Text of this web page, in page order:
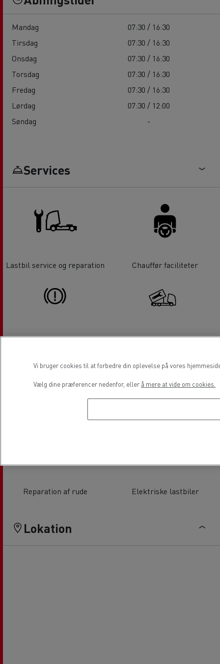
Mandag
07:30 / 16:30
Tirsdag
07:30 / 16:30
Onsdag
07:30 / 16:30
Torsdag
07:30 / 16:30
Fredag
07:30 / 16:30
Lørdag
07:30 / 12:00
Søndag
-
Services
Lastbil service og reparation Chauffør faciliteter
Bremsetest Hydraulik
Reparation af rude Elektriske lastbiler
Lokation
Vi bruger cookies til at forbedre din oplevelse på vores
Vælg dine præferencer nedenfor, eller å mere at vide om cookies.